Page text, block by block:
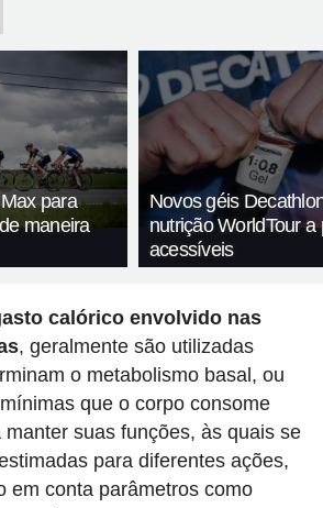
para
maneira
Novos géis
nutrição WorldTour a
acessíveis
calórico envolvido nas
, geralmente são utilizadas
o metabolismo basal, ou
que o corpo consome
suas funções, às quais se
para diferentes ações,
em conta parâmetros como